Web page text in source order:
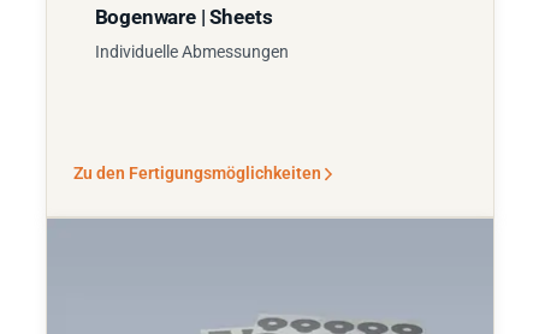
Bogenware | Sheets
Individuelle Abmessungen
Zu den Fertigungsmöglichkeiten